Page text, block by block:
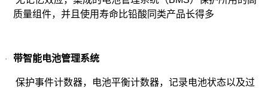
质量组件，并且使用寿命比铅酸同类产品长得多
· 带智能电池管理系统
保护事件计数器，电池平衡计数器，记录电池状态以及过